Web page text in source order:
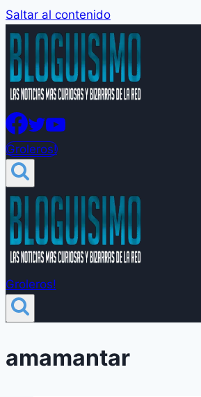
Saltar al contenido
Groleros!
Groleros!
amamantar